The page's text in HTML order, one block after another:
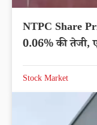
NTPC Share
0.06% की तेजी,
Stock Market